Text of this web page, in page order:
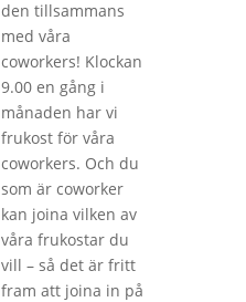
den tillsammans
med våra
coworkers! Klockan
9.00 en gång i
månaden har vi
frukost för våra
coworkers. Och du
som är coworker
kan joina vilken av
våra frukostar du
vill – så det är fritt
fram att joina in på